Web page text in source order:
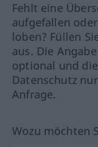
Fehlt eine
aufgefallen
loben? Füllen
aus. Die
optional und
Datenschutz
Anfrage.
Wozu möchten